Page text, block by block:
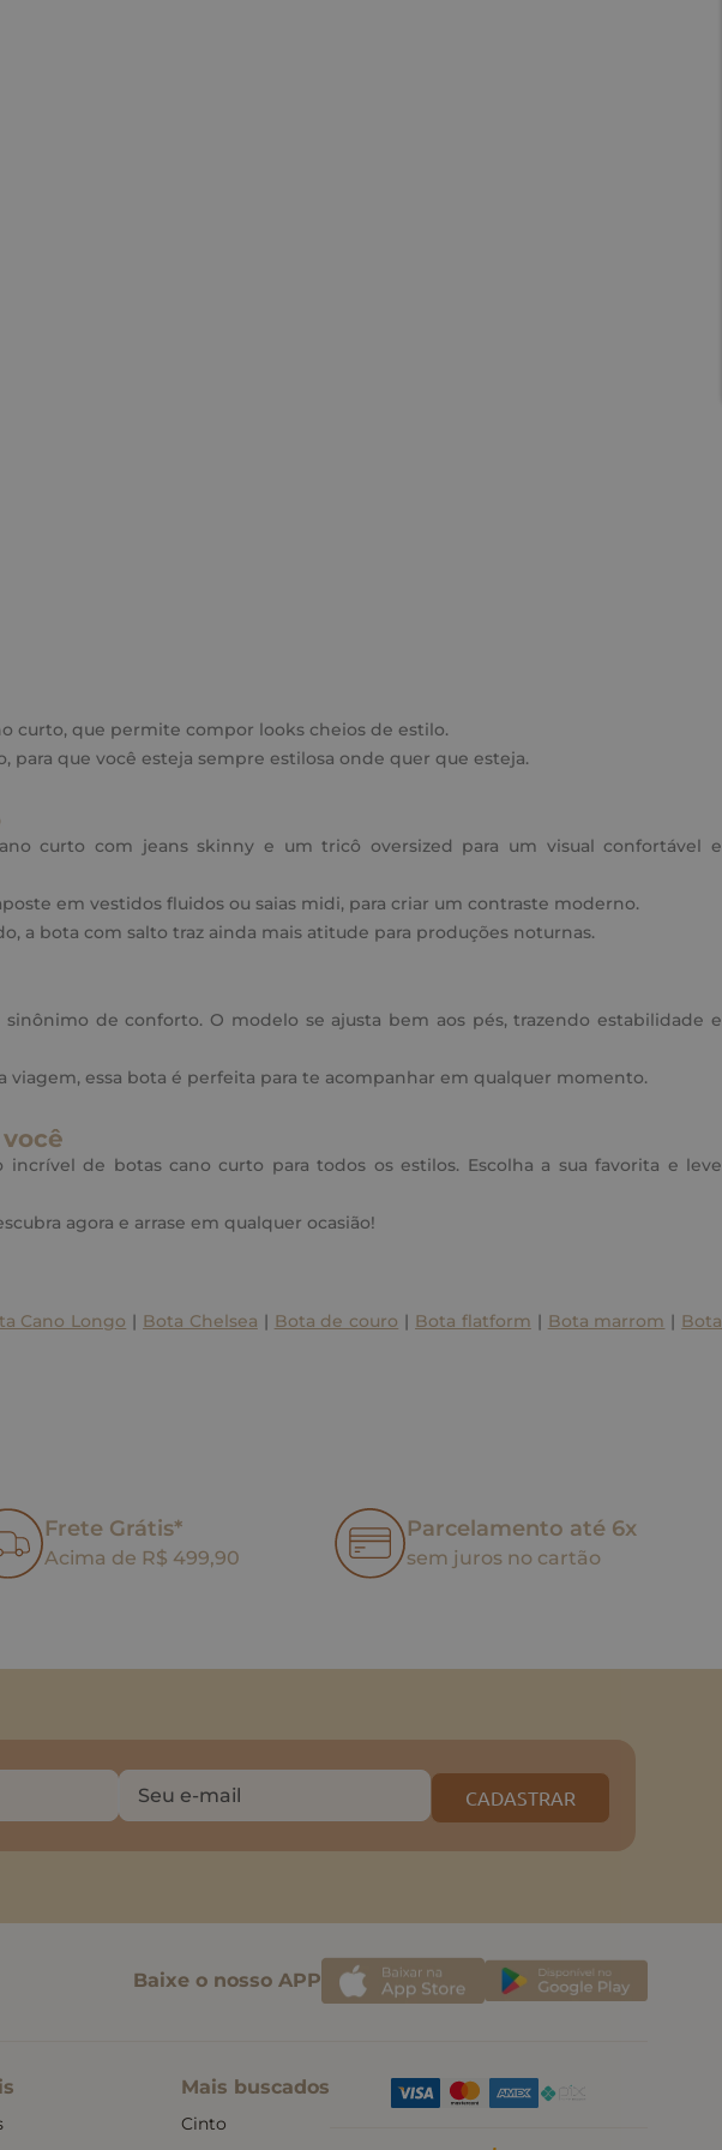
curto, que permite compor looks cheios de estilo.
para que você esteja sempre estilosa onde quer que esteja.
curto com jeans skinny e um tricô oversized para um visual confortável e
em vestidos fluidos ou saias midi, para criar um contraste moderno.
a bota com salto traz ainda mais atitude para produções noturnas.
de conforto. O modelo se ajusta bem aos pés, trazendo estabilidade e
viagem, essa bota é perfeita para te acompanhar em qualquer momento.
incrível de botas cano curto para todos os estilos. Escolha a sua favorita e leve
agora e arrase em qualquer ocasião!
Cano Longo | Bota Chelsea | Bota de couro | Bota flatform | Bota marrom | Bota
Frete Grátis*
Acima de R$ 499,90
Parcelamento até 6x
sem juros no cartão
CADASTRAR
Baixe o nosso APP
Mais buscados
Cinto